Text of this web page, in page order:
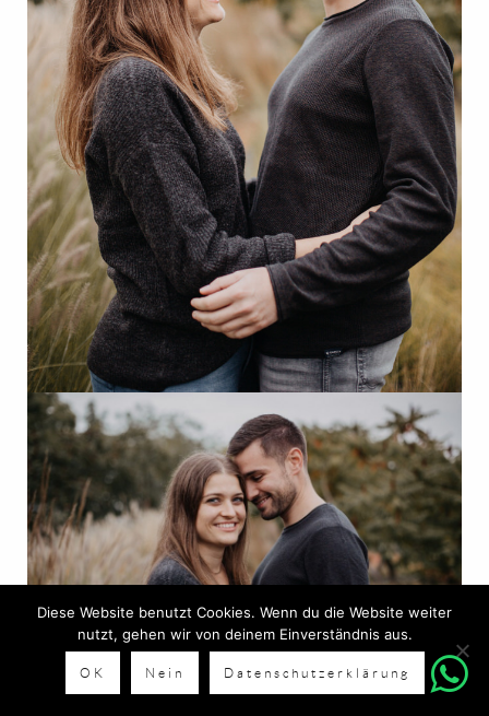
Diese Website benutzt Cookies. Wenn du die Website weiter
nutzt, gehen wir von deinem Einverständnis aus.
OK Nein Datenschutzerklärung